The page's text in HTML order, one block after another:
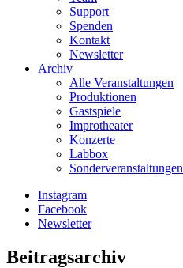
Support
Spenden
Kontakt
Newsletter
Archiv
Alle Veranstaltungen
Produktionen
Gastspiele
Improtheater
Konzerte
Labbox
Sonderveranstaltungen
Instagram
Facebook
Newsletter
Beitragsarchiv